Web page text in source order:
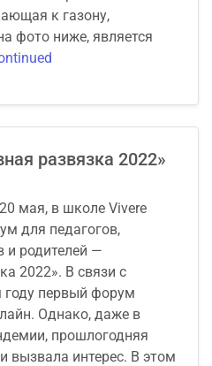
к газону,
фото ниже, является
развязка 2022»
мая, в школе Vivere
для педагогов,
и родителей —
2022». В связи с
первый форум
Однако, даже в
прошлогодняя
вызвала интерес. В этом